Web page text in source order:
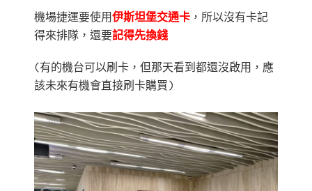
機場捷運要使用伊斯坦堡交通卡 ，所以沒有卡記
得來排隊，還要記得先換錢
(有的機台可以刷卡，但那天看到都還沒啟用，應
該未來有機會直接刷卡購買)